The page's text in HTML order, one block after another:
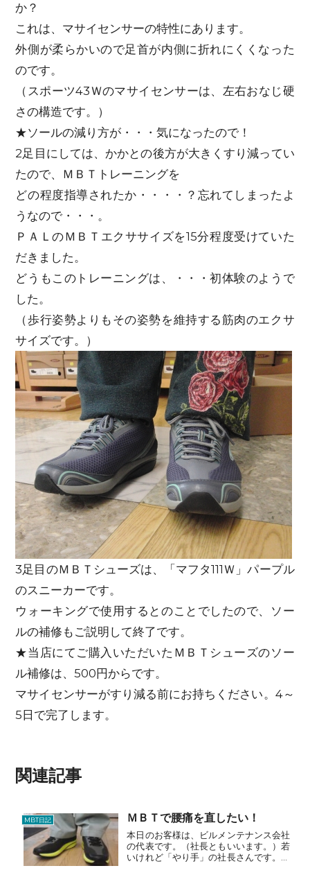
か？
これは、マサイセンサーの特性にあります。
外側が柔らかいので足首が内側に折れにくくなった
のです。
（スポーツ43Ｗのマサイセンサーは、左右おなじ硬
さの構造です。）
★ソールの減り方が・・・気になったので！
2足目にしては、かかとの後方が大きくすり減ってい
たので、ＭＢＴトレーニングを
どの程度指導されたか・・・・？忘れてしまったよ
うなので・・・。
ＰＡＬのＭＢＴエクササイズを15分程度受けていた
だきました。
どうもこのトレーニングは、・・・初体験のようで
した。
（歩行姿勢よりもその姿勢を維持する筋肉のエクサ
サイズです。）
3足目のＭＢＴシューズは、「マフタ111Ｗ」パープル
のスニーカーです。
ウォーキングで使用するとのことでしたので、ソー
ルの補修もご説明して終了です。
★当店にてご購入いただいたＭＢＴシューズのソー
ル補修は、500円からです。
マサイセンサーがすり減る前にお持ちください。4～
5日で完了します。
関連記事
MBT日記 ＭＢＴで腰痛を直したい！
本日のお客様は、ビルメンテナンス会社
の代表です。（社長ともいいます。）若
いけれど「やり手」の社長さんです。で